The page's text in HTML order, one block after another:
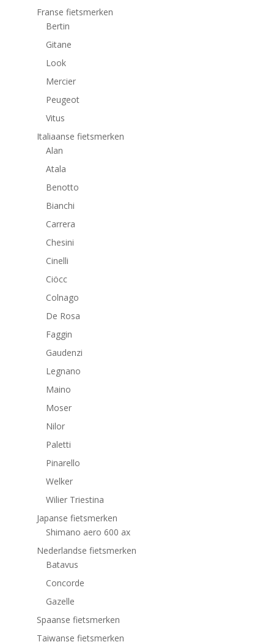
Franse fietsmerken
Bertin
Gitane
Look
Mercier
Peugeot
Vitus
Italiaanse fietsmerken
Alan
Atala
Benotto
Bianchi
Carrera
Chesini
Cinelli
Ciöcc
Colnago
De Rosa
Faggin
Gaudenzi
Legnano
Maino
Moser
Nilor
Paletti
Pinarello
Welker
Wilier Triestina
Japanse fietsmerken
Shimano aero 600 ax
Nederlandse fietsmerken
Batavus
Concorde
Gazelle
Spaanse fietsmerken
Taiwanse fietsmerken